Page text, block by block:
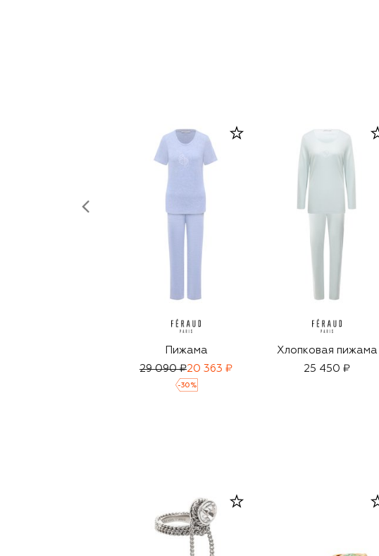
Пижама
29 090 ₽20 363 ₽
-30 %
Хлопковая пижама
25 450 ₽